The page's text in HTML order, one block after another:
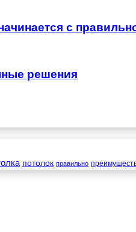
с
решения
потолок правильно